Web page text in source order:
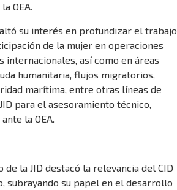
OEA.
su interés en profundizar el trabajo
de la mujer en operaciones
internacionales, así como en áreas
humanitaria, flujos migratorios,
marítima, entre otras líneas de
para el asesoramiento técnico,
la OEA.
la JID destacó la relevancia del CID
subrayando su papel en el desarrollo